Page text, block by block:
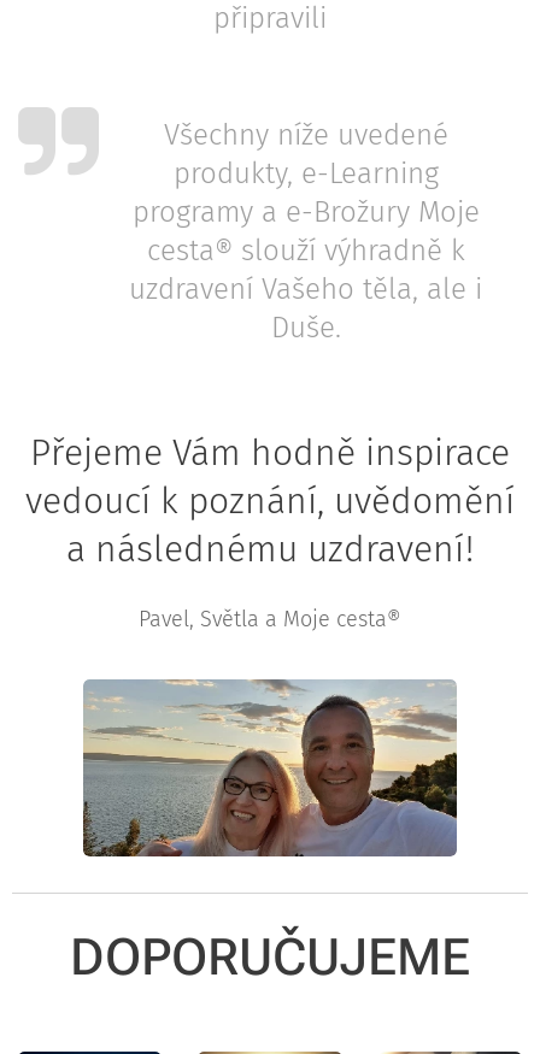
připravili
Všechny níže uvedené
produkty, e-Learning
programy a e-Brožury Moje
cesta® slouží výhradně k
uzdravení Vašeho těla, ale i
Duše.
Přejeme Vám hodně inspirace
vedoucí k poznání, uvědomění
a následnému uzdravení!
Pavel, Světla a Moje cesta®
DOPORUČUJEME